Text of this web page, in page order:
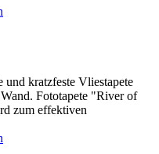
und kratzfeste Vliestapete
Fototapete "River of
zum effektiven